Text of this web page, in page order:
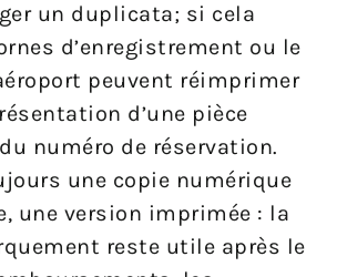
un duplicata; si cela
d’enregistrement ou le
peuvent réimprimer
d’une pièce
numéro de réservation.
une copie numérique
une version imprimée : la
reste utile après le